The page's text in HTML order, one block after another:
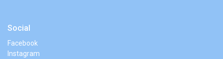
Social
Facebook
Instagram